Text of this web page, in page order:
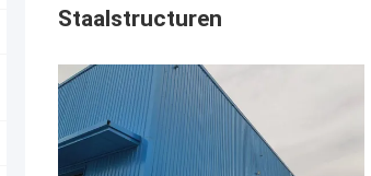
Staalstructuren